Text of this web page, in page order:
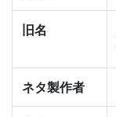
旧名
ネタ製作者